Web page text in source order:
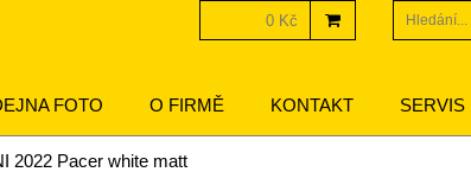
0 Kč
FOTO O FIRMĚ KONTAKT SERVIS
2022 Pacer white matt